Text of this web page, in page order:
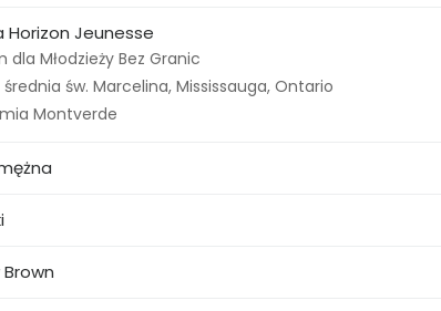
Horizon Jeunesse
dla Młodzieży Bez Granic
średnia św. Marcelina, Mississauga, Ontario
Montverde